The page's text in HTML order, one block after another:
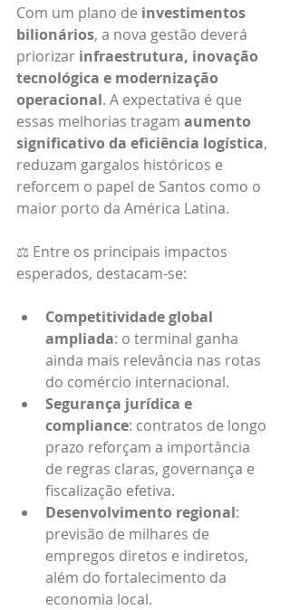
Com um plano de investimentos
bilionários, a nova gestão deverá
priorizar infraestrutura, inovação
tecnológica e modernização
operacional. A expectativa é que
essas melhorias tragam aumento
significativo da eficiência logística,
reduzam gargalos históricos e
reforcem o papel de Santos como o
maior porto da América Latina.
⚖️ Entre os principais impactos
esperados, destacam-se:
Competitividade global
ampliada: o terminal ganha
ainda mais relevância nas rotas
do comércio internacional.
Segurança jurídica e
compliance: contratos de longo
prazo reforçam a importância
de regras claras, governança e
fiscalização efetiva.
Desenvolvimento regional:
previsão de milhares de
empregos diretos e indiretos,
além do fortalecimento da
economia local.